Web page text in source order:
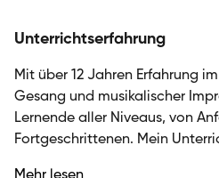
Unterrichtserfahrung
Mit über 12 Jahren Erfahrung
Gesang und musikalischer
Lernende aller Niveaus, von
Fortgeschrittenen. Mein